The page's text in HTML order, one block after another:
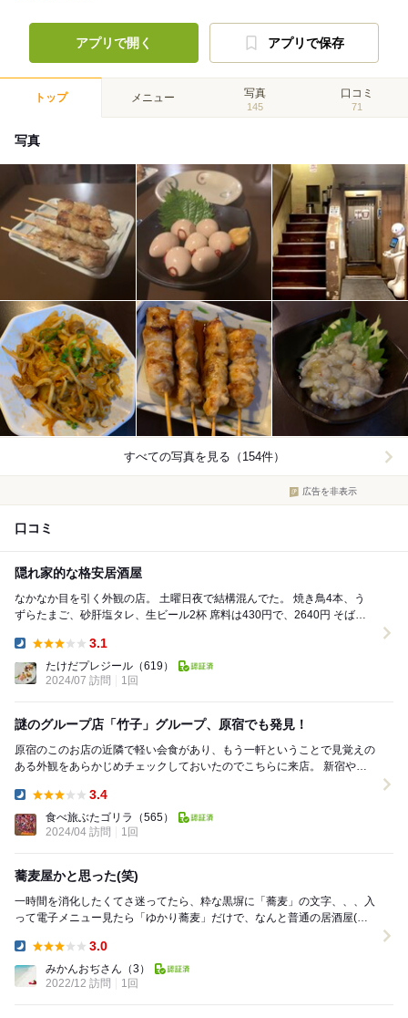
アプリで開く アプリで保存
トップ メニュー 写真
145
口コミ
71
写真
すべての写真を見る（154件）
広告を非表示
口コミ
隠れ家的な格安居酒屋
なかなか目を引く外観の店。 土曜日夜で結構混んでた。 焼き鳥4本、う
ずらたまご、砂肝塩タレ、生ビール2杯 席料は430円で、2640円 そば頼
3.1
たけだプレジール （619）
2024/07 訪問
1回
謎のグループ店「竹子」グループ、原宿でも発見！
原宿のこのお店の近隣で軽い会食があり、もう一軒ということで見覚えの
ある外観をあらかじめチェックしておいたのでこちらに来店。 新宿や渋
3.4
食べ旅ぶたゴリラ
（565）
2024/04 訪問
1回
蕎麦屋かと思った(笑)
一時間を消化したくてさ迷ってたら、粋な黒塀に「蕎麦」の文字、、、入
って電子メニュー見たら「ゆかり蕎麦」だけで、なんと普通の居酒屋(笑)
3.0
みかんおぢさん （3）
2022/12 訪問
1回